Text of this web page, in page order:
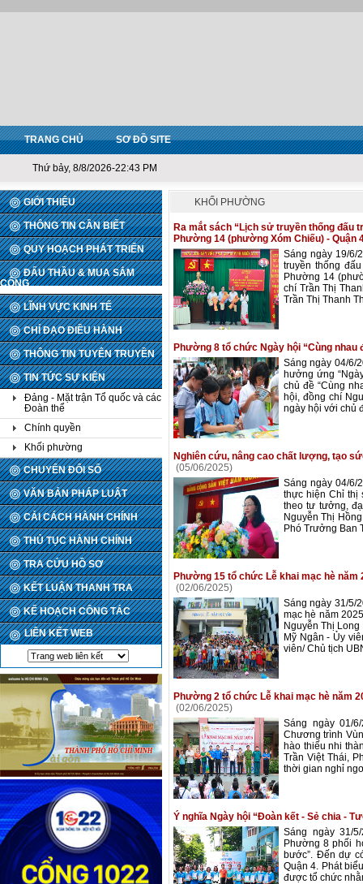
TRANG CHỦ SƠ ĐỒ SITE
Thứ bảy, 8/8/2026-22:43 PM
GIỚI THIỆU
THÔNG TIN CẦN BIẾT
QUY HOẠCH PHÁT TRIỂN
ĐẤU THẦU & MUA SẮM
CÔNG
LĨNH VỰC KINH TẾ
CHỈ ĐẠO ĐIỀU HÀNH
THÔNG TIN TUYÊN TRUYỀN
TIN TỨC SỰ KIỆN
Đảng - Mặt trận Tổ quốc và các
Đoàn thể
Chính quyền
Khối phường
CHUYỂN ĐỔI SỐ
VĂN BẢN PHÁP LUẬT
CẢI CÁCH HÀNH CHÍNH
THỦ TỤC HÀNH CHÍNH
TRA CỨU HỒ SƠ
KẾT LUẬN THANH TRA
KẾ HOẠCH CÔNG TÁC
LIÊN KẾT WEB
KHỐI PHƯỜNG
Ra mắt sách “Lịch sử truyền thống đấu
Phường 14 (phường Xóm Chiếu) - Quận
Sáng ngày 19/6/
truyền thống
Phường 14
chí Trần Thị
Trần Thị Thanh
Phường 8 tổ chức Ngày hội “Cùng
Sáng ngày 04/6/
hưởng ứng
chủ đề “Cùng
hội, đồng chí
ngày hội với chủ
Nghiên cứu, nâng cao chất lượng, tạo
(05/06/2025)
Sáng ngày 04/6/
thực hiện Chỉ thị
theo tư tưởng,
Nguyễn Thị
Phó Trưởng Ban
Phường 15 tổ chức Lễ khai mạc hè năm
(02/06/2025)
Sáng ngày 31/5/
mạc hè năm
Nguyễn Thị
Mỹ Ngân - Ủy
viên/ Chủ tịch
Phường 2 tổ chức Lễ khai mạc hè năm
(02/06/2025)
Sáng ngày 01/
Chương trình
hào thiếu nhi
Trần Việt Thái,
thời gian nghỉ
Ý nghĩa Ngày hội “Đoàn kết - Sẻ chia -
Sáng ngày 31/
Phường 8 phối
bước”. Đến dự
Quận 4. Phát
được tổ chức